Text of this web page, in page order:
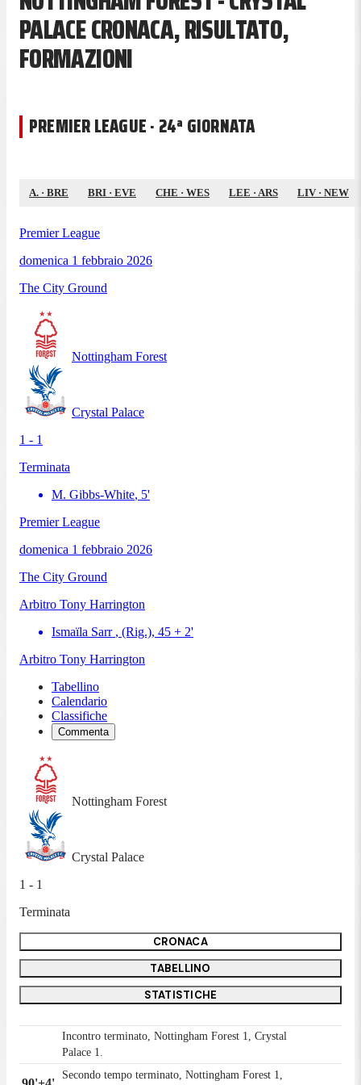
PALACE CRONACA, RISULTATO,
FORMAZIONI
PREMIER LEAGUE · 24ª GIORNATA
A. · BRE BRI · EVE CHE · WES LEE · ARS LIV· NEW
Premier League
domenica 1 febbraio 2026
The City Ground
Nottingham Forest
Crystal Palace
1 - 1
Terminata
M. Gibbs-White, 5'
Premier League
domenica 1 febbraio 2026
The City Ground
Arbitro Tony Harrington
Ismaïla Sarr , (Rig.), 45 + 2'
Arbitro Tony Harrington
Tabellino
Calendario
Classifiche
Commenta
Nottingham Forest
Crystal Palace
1 - 1
Terminata
CRONACA
TABELLINO
STATISTICHE
Incontro terminato, Nottingham Forest 1, Crystal
Palace 1.
Secondo tempo terminato, Nottingham Forest 1,